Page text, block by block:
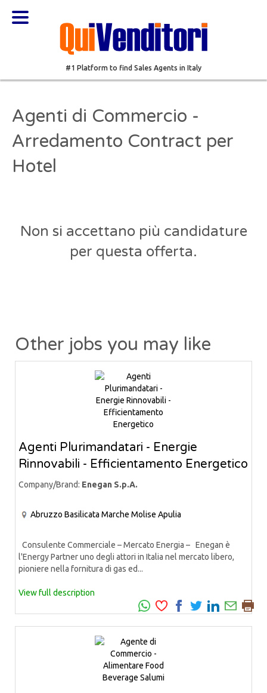
#1 Platform to find Sales Agents in Italy
Agenti di Commercio -
Arredamento Contract per
Hotel
Non si accettano più candidature
per questa offerta.
Other jobs you may like
Agenti Plurimandatari - Energie
Rinnovabili - Efficientamento Energetico
Company/Brand: Enegan S.p.A.
Abruzzo Basilicata Marche Molise Apulia
Consulente Commerciale – Mercato Energia – Enegan è
l'Energy Partner uno degli attori in Italia nel mercato libero,
pioniere nella fornitura di gas ed...
View full description